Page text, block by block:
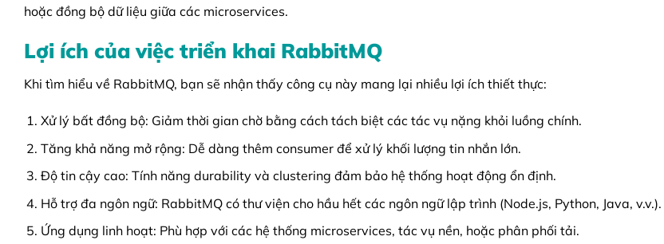
hoặc đồng bộ dữ liệu giữa các microservices.
Lợi ích của việc triển khai RabbitMQ
Khi tìm hiểu về RabbitMQ, bạn sẽ nhận thấy công cụ này mang lại nhiều lợi ích thiết thực:
Xử lý bất đồng bộ: Giảm thời gian chờ bằng cách tách biệt các tác vụ nặng khỏi luồng chính.
Tăng khả năng mở rộng: Dễ dàng thêm consumer để xử lý khối lượng tin nhắn lớn.
Độ tin cậy cao: Tính năng durability và clustering đảm bảo hệ thống hoạt động ổn định.
Hỗ trợ đa ngôn ngữ: RabbitMQ có thư viện cho hầu hết các ngôn ngữ lập trình (Node.js, Python, Java, v.v.).
Ứng dụng linh hoạt: Phù hợp với các hệ thống microservices, tác vụ nền, hoặc phân phối tải.